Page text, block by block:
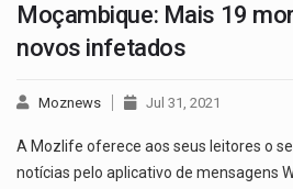
Moçambique: Mais 19
novos infetados
Moznews Jul 31, 2021
A Mozlife oferece aos seus leitores o
notícias pelo aplicativo de mensagens